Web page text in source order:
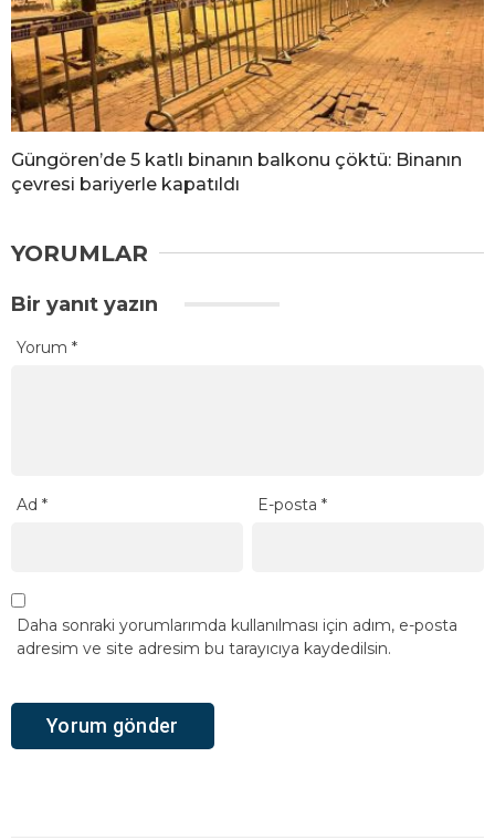
Güngören’de 5 katlı binanın balkonu çöktü: Binanın
çevresi bariyerle kapatıldı
YORUMLAR
Bir yanıt yazın
Yorum *
Ad * E-posta*
Daha sonraki yorumlarımda kullanılması için adım, e-posta
adresim ve site adresim bu tarayıcıya kaydedilsin.